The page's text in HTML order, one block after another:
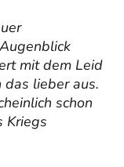
mit dem Leid
lieber aus.
schon
Kriegs